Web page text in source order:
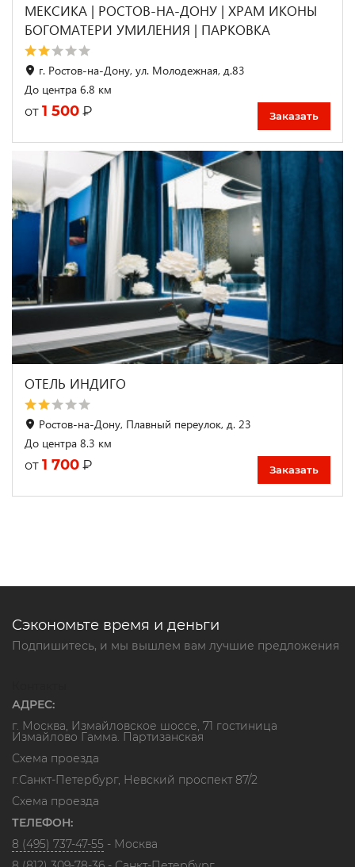
МЕКСИКА | РОСТОВ-НА-ДОНУ | ХРАМ ИКОНЫ
БОГОМАТЕРИ УМИЛЕНИЯ | ПАРКОВКА
г. Ростов-на-Дону, ул. Молодежная, д.83
До центра 6.8 км
от 1 500 ₽ Заказать
ОТЕЛЬ ИНДИГО
Ростов-на-Дону, Плавный переулок, д. 23
До центра 8.3 км
от 1 700 ₽ Заказать
Сэкономьте время и деньги
Подпишитесь, и мы вышлем вам лучшие предложения
АДРЕС:
г. Москва, Измайловское шоссе, 71 гостиница
Измайлово Гамма. Партизанская
Схема проезда
г.Санкт-Петербург, Невский проспект 87/2
Схема проезда
ТЕЛЕФОН:
8 (495) 737-47-55 - Москва